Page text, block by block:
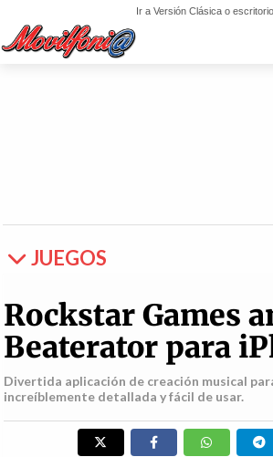
Ir a Versión Clásica o escritorio
JUEGOS
Rockstar Games
Beaterator para
Divertida aplicación de creación musical
increíblemente detallada y fácil de usar.